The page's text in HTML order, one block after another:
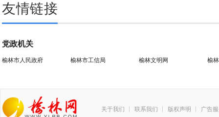
友情链接
党政机关
榆林市人民政府 榆林市工信局 榆林文明网 榆
关于我们 联系我们 版权声明 广告